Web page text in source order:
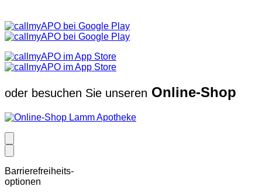
oder besuchen Sie unseren Online-Shop
Barrierefreiheits-
optionen